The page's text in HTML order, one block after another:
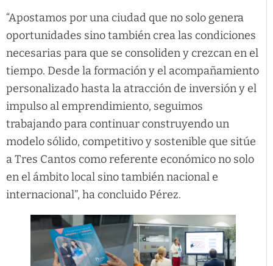
“Apostamos por una ciudad que no solo genera
oportunidades sino también crea las condiciones
necesarias para que se consoliden y crezcan en el
tiempo. Desde la formación y el acompañamiento
personalizado hasta la atracción de inversión y el
impulso al emprendimiento, seguimos
trabajando para continuar construyendo un
modelo sólido, competitivo y sostenible que sitúe
a Tres Cantos como referente económico no solo
en el ámbito local sino también nacional e
internacional”, ha concluido Pérez.